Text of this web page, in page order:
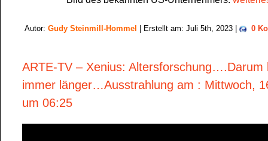
Autor: Gudy Steinmill-Hommel | Erstellt am: Juli 5th, 2023 | 0
ARTE-TV – Xenius: Altersforschung….Darum
immer länger…Ausstrahlung am : Mittwoch,
um 06:25